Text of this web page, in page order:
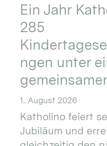
Ein Jahr
285
ngen unter
1. August 2026
Katholino feiert
Jubiläum und